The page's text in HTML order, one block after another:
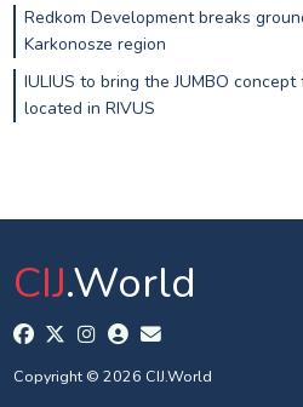
Redkom Development breaks
Karkonosze region
IULIUS to bring the JUMBO
located in RIVUS
CIJ.World
Copyright © 2026 CIJ.World